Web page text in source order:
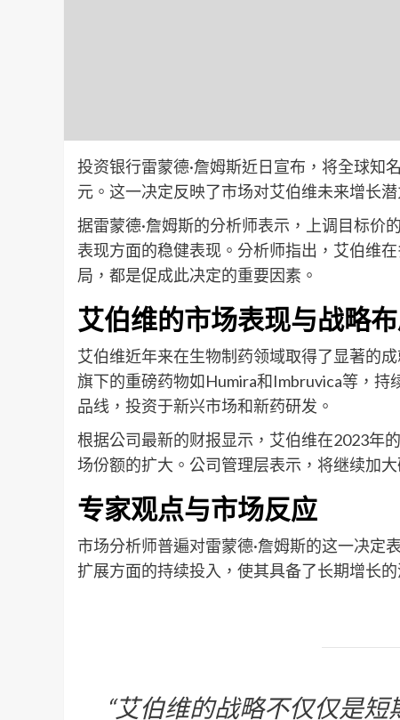
投资银行雷蒙德·詹姆斯近日宣布，将全球知
元。这一决定反映了市场对艾伯维未来增长
据雷蒙德·詹姆斯的分析师表示，上调目标价
表现方面的稳健表现。分析师指出，艾伯维
局，都是促成此决定的重要因素。
艾伯维的市场表现与战略
艾伯维近年来在生物制药领域取得了显著的
旗下的重磅药物如Humira和Imbruvica等，
品线，投资于新兴市场和新药研发。
根据公司最新的财报显示，艾伯维在2023年
场份额的扩大。公司管理层表示，将继续加
专家观点与市场反应
市场分析师普遍对雷蒙德·詹姆斯的这一决定
扩展方面的持续投入，使其具备了长期增长
“艾伯维的战略不仅仅是